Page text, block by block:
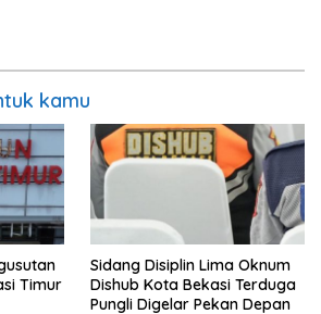
kamu
Timur
Sidang Disiplin Lima Oknum
Dishub Kota Bekasi Terduga
Pungli Digelar Pekan Depan